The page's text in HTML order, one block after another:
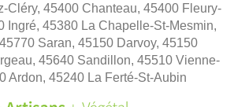
Cléry, 45400 Chanteau, 45400 Fleury-
Ingré, 45380 La Chapelle-St-Mesmin,
Saran, 45150 Darvoy, 45150
45640 Sandillon, 45510 Vienne-
Ardon, 45240 La Ferté-St-Aubin